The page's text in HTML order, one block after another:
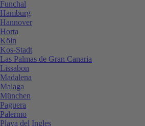
Funchal
Hamburg
Hannover
Horta
Köln
Kos-Stadt
Las Palmas de Gran Canaria
Lissabon
Madalena
Malaga
München
Paguera
Palermo
Playa del Ingles